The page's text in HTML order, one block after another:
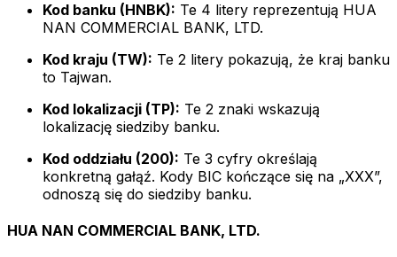
Kod banku (HNBK): Te 4 litery reprezentują HUA
NAN COMMERCIAL BANK, LTD.
Kod kraju (TW): Te 2 litery pokazują, że kraj banku
to Tajwan.
Kod lokalizacji (TP): Te 2 znaki wskazują
lokalizację siedziby banku.
Kod oddziału (200): Te 3 cyfry określają
konkretną gałąź. Kody BIC kończące się na „XXX”,
odnoszą się do siedziby banku.
HUA NAN COMMERCIAL BANK, LTD.